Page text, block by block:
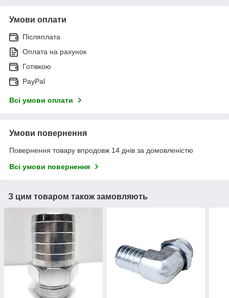
Умови оплати
Післяплата
Оплата на рахунок
Готівкою
PayPal
Всі умови оплати
Умови повернення
Повернення товару впродовж 14 днів за домовленістю
Всі умови повернення
З цим товаром також замовляють